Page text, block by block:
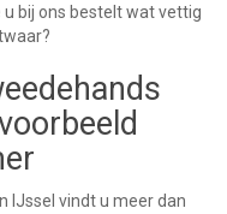
bij ons bestelt wat vettig
IJssel vindt u meer dan